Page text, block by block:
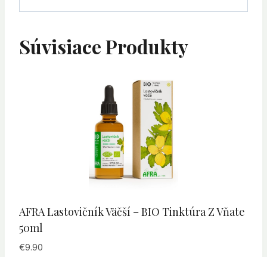
Súvisiace Produkty
AFRA Lastovičník Väčší – BIO Tinktúra Z Vňate
50ml
€9.90